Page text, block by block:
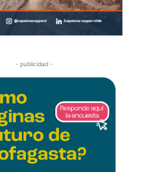
- publicidad -